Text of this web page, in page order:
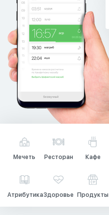
Мечеть Ресторан Кафе
АтрибутикаЗдоровье Продукты